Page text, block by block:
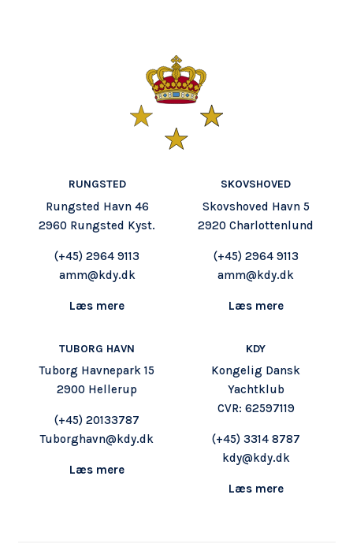
RUNGSTED
Rungsted Havn 46
2960 Rungsted Kyst.
(+45)2964 9113
amm@kdy.dk
Læs mere
SKOVSHOVED
Skovshoved Havn 5
2920 Charlottenlund
(+45) 2964 9113
amm@kdy.dk
Læs mere
TUBORG HAVN
Tuborg Havnepark 15
2900 Hellerup
(+45) 20133787
Tuborghavn@kdy.dk
Læs mere
KDY
Kongelig Dansk
Yachtklub
CVR: 62597119
(+45) 3314 8787
kdy@kdy.dk
Læs mere